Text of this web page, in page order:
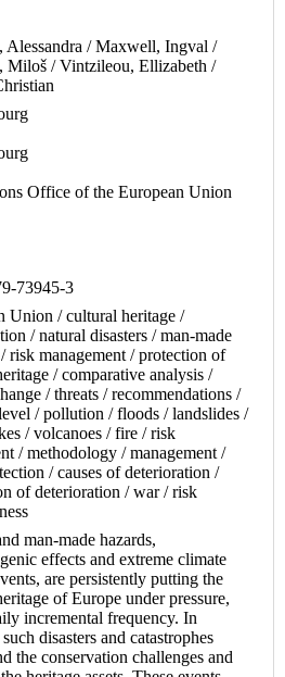
Alessandra / Maxwell, Ingval /
Miloš / Vintzileou, Ellizabeth /
Office of the European Union
73945-3
Union / cultural heritage /
/ natural disasters / man-made
/ risk management / protection of
/ comparative analysis /
/ threats / recommendations /
/ pollution / floods / landslides /
/ volcanoes / fire / risk
/ methodology / management /
/ causes of deterioration /
of deterioration / war / risk
man-made hazards,
effects and extreme climate
are persistently putting the
of Europe under pressure,
incremental frequency. In
disasters and catastrophes
the conservation challenges and